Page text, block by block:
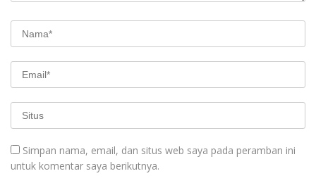
Simpan nama, email, dan situs web saya pada peramban ini
untuk komentar saya berikutnya.